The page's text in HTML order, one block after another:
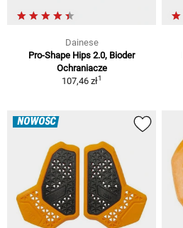
Dainese
Pro-Shape Hips 2.0, Bioder
Ochraniacze
107,46 zł1
NOWOŚĆ